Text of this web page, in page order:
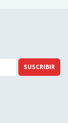
SUSCRIBIR